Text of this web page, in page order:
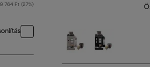
764 Ft (27%)